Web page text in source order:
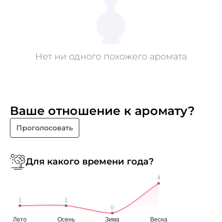
Нет ни одного похожего аромата
Ваше отношение к аромату?
Проголосовать
Для какого времени года?